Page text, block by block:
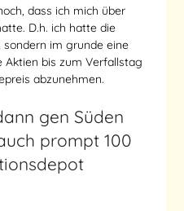
dass ich mich über
D.h. ich hatte die
im grunde eine
Aktien bis zum Verfallstag
abzunehmen.
gen Süden
prompt 100